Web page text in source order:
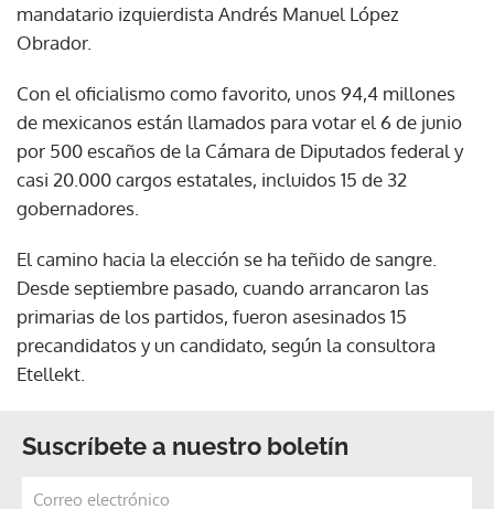
mandatario izquierdista Andrés Manuel López
Obrador.
Con el oficialismo como favorito, unos 94,4 millones
de mexicanos están llamados para votar el 6 de junio
por 500 escaños de la Cámara de Diputados federal y
casi 20.000 cargos estatales, incluidos 15 de 32
gobernadores.
El camino hacia la elección se ha teñido de sangre.
Desde septiembre pasado, cuando arrancaron las
primarias de los partidos, fueron asesinados 15
precandidatos y un candidato, según la consultora
Etellekt.
Suscríbete a nuestro boletín